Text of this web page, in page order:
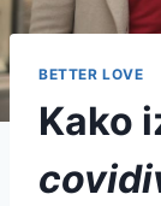
BETTER LOVE
Kako